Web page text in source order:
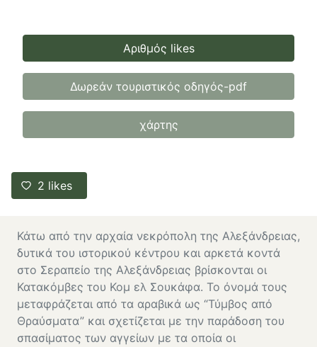
Αριθμός likes
Δωρεάν τουριστικός οδηγός-pdf
χάρτης
2 likes
Κάτω από την αρχαία νεκρόπολη της Αλεξάνδρειας,
δυτικά του ιστορικού κέντρου και αρκετά κοντά
στο Σεραπείο της Αλεξάνδρειας βρίσκονται οι
Κατακόμβες του Κομ ελ Σουκάφα. Το όνομά τους
μεταφράζεται από τα αραβικά ως “Τύμβος από
Θραύσματα” και σχετίζεται με την παράδοση του
σπασίματος των αγγείων με τα οποία οι